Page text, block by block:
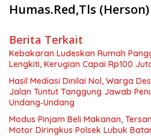
Humas.Red,Tls (Herson)
Berita Terkait
Kebakaran Ludeskan Rumah
Lengkiti, Kerugian Capai Rp100
Hasil Mediasi Dinilai Nol, Warga
Jalan Tuntut Tanggung Jawab
Undang‑Undang
Modus Pinjam Beli Makanan,
Motor Diringkus Polsek Lubuk